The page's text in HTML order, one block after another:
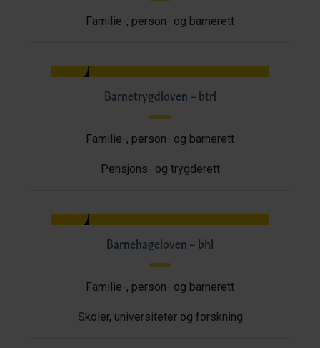
Familie-, person- og barnerett
Barnetrygdloven – btrl
Familie-, person- og barnerett
Pensjons- og trygderett
Barnehageloven – bhl
Familie-, person- og barnerett
Skoler, universiteter og forskning